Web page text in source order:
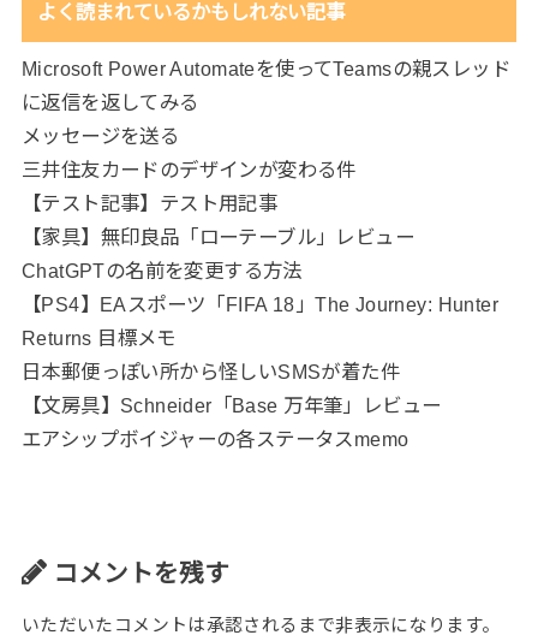
よく読まれているかもしれない記事
Microsoft Power Automateを使ってTeamsの親スレッド
に返信を返してみる
メッセージを送る
三井住友カードのデザインが変わる件
【テスト記事】テスト用記事
【家具】無印良品「ローテーブル」レビュー
ChatGPTの名前を変更する方法
【PS4】EAスポーツ「FIFA 18」The Journey: Hunter
Returns 目標メモ
日本郵便っぽい所から怪しいSMSが着た件
【文房具】Schneider「Base 万年筆」レビュー
エアシップボイジャーの各ステータスmemo
コメントを残す
いただいたコメントは承認されるまで非表示になります。